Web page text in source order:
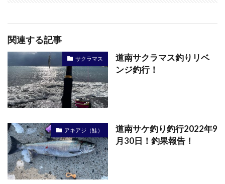
関連する記事
サクラマス
道南サクラマス釣りリベ
ンジ釣行！
アキアジ（鮭）
道南サケ釣り釣行2022年9
月30日！釣果報告！